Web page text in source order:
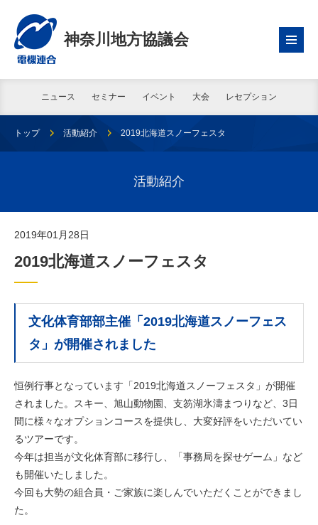
神奈川地方協議会
ニュース セミナー イベント 大会 レセプション
トップ 活動紹介 2019北海道スノーフェスタ
活動紹介
2019年01月28日
2019北海道スノーフェスタ
文化体育部部主催「2019北海道スノーフェス
タ」が開催されました
恒例行事となっています「2019北海道スノーフェスタ」が開催
されました。スキー、旭山動物園、支笏湖氷濤まつりなど、3日
間に様々なオプションコースを提供し、大変好評をいただいてい
るツアーです。
今年は担当が文化体育部に移行し、「事務局を探せゲーム」など
も開催いたしました。
今回も大勢の組合員・ご家族に楽しんでいただくことができまし
た。